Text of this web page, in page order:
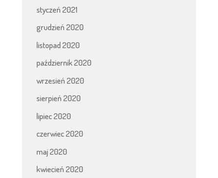
styczeń 2021
grudzień 2020
listopad 2020
październik 2020
wrzesień 2020
sierpień 2020
lipiec 2020
czerwiec 2020
maj 2020
kwiecień 2020